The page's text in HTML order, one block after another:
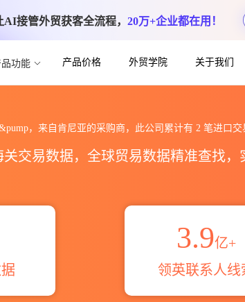
AI接管外贸获客全流程， 20万+企业都在用！
品功能 产品价格 外贸学院 关于我们
，来自肯尼亚的采购商，此公司累计有 2 笔进口交
交易数据，全球贸易数据精准查找
3.9亿+
领英联系人线